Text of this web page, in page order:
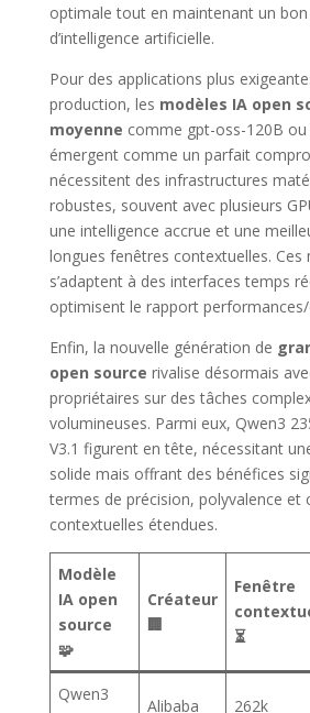
optimale tout en maintenant un bon
d’intelligence artificielle.
Pour des applications plus
production, les modèles IA open
moyenne comme gpt-oss-120B
émergent comme un parfait
nécessitent des infrastructures
robustes, souvent avec plusieurs
une intelligence accrue et une
longues fenêtres contextuelles. Ces
s’adaptent à des interfaces temps
optimisent le rapport
Enfin, la nouvelle génération de
open source rivalise désormais
propriétaires sur des tâches
volumineuses. Parmi eux, Qwen3
V3.1 figurent en tête, nécessitant
solide mais offrant des bénéfices
termes de précision, polyvalence et
contextuelles étendues.
Modèle
IA open
source
🧩
Créateur
🏢
Fenêtre
⏳
Qwen3
Alibaba 262k